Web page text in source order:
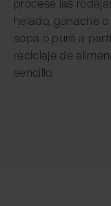
helado, ganache
sopa o puré a
reciclaje de
sencillo.